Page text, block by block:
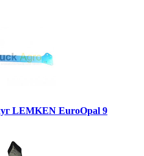
LEMKEN EuroOpal 9